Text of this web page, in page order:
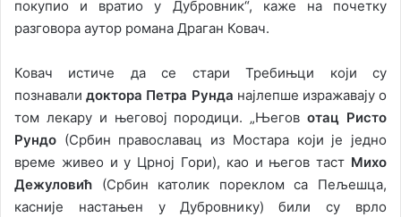
покупио и вратио у Дубровник“, каже на почетку
разговора аутор романа Драган Ковач.
Ковач истиче да се стари Требињци који су
познавалидоктора Петра Рунда најлепше изражавају о
том лекару и његовој породици. „Његов отац Ристо
Рундо (Србин православац из Мостара који је једно
време живео и у Црној Гори), као и његов таст Михо
Дежуловић (Србин католик пореклом са Пељешца,
касније настањен у Дубровнику) били су врло